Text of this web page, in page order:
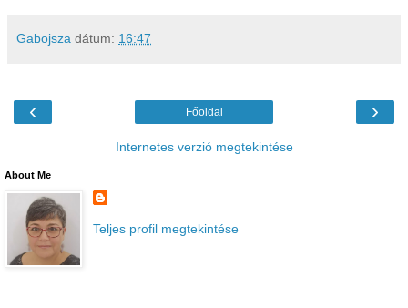
Gabojsza dátum: 16:47
‹ ›
Főoldal
Internetes verzió megtekintése
About Me
Teljes profil megtekintése